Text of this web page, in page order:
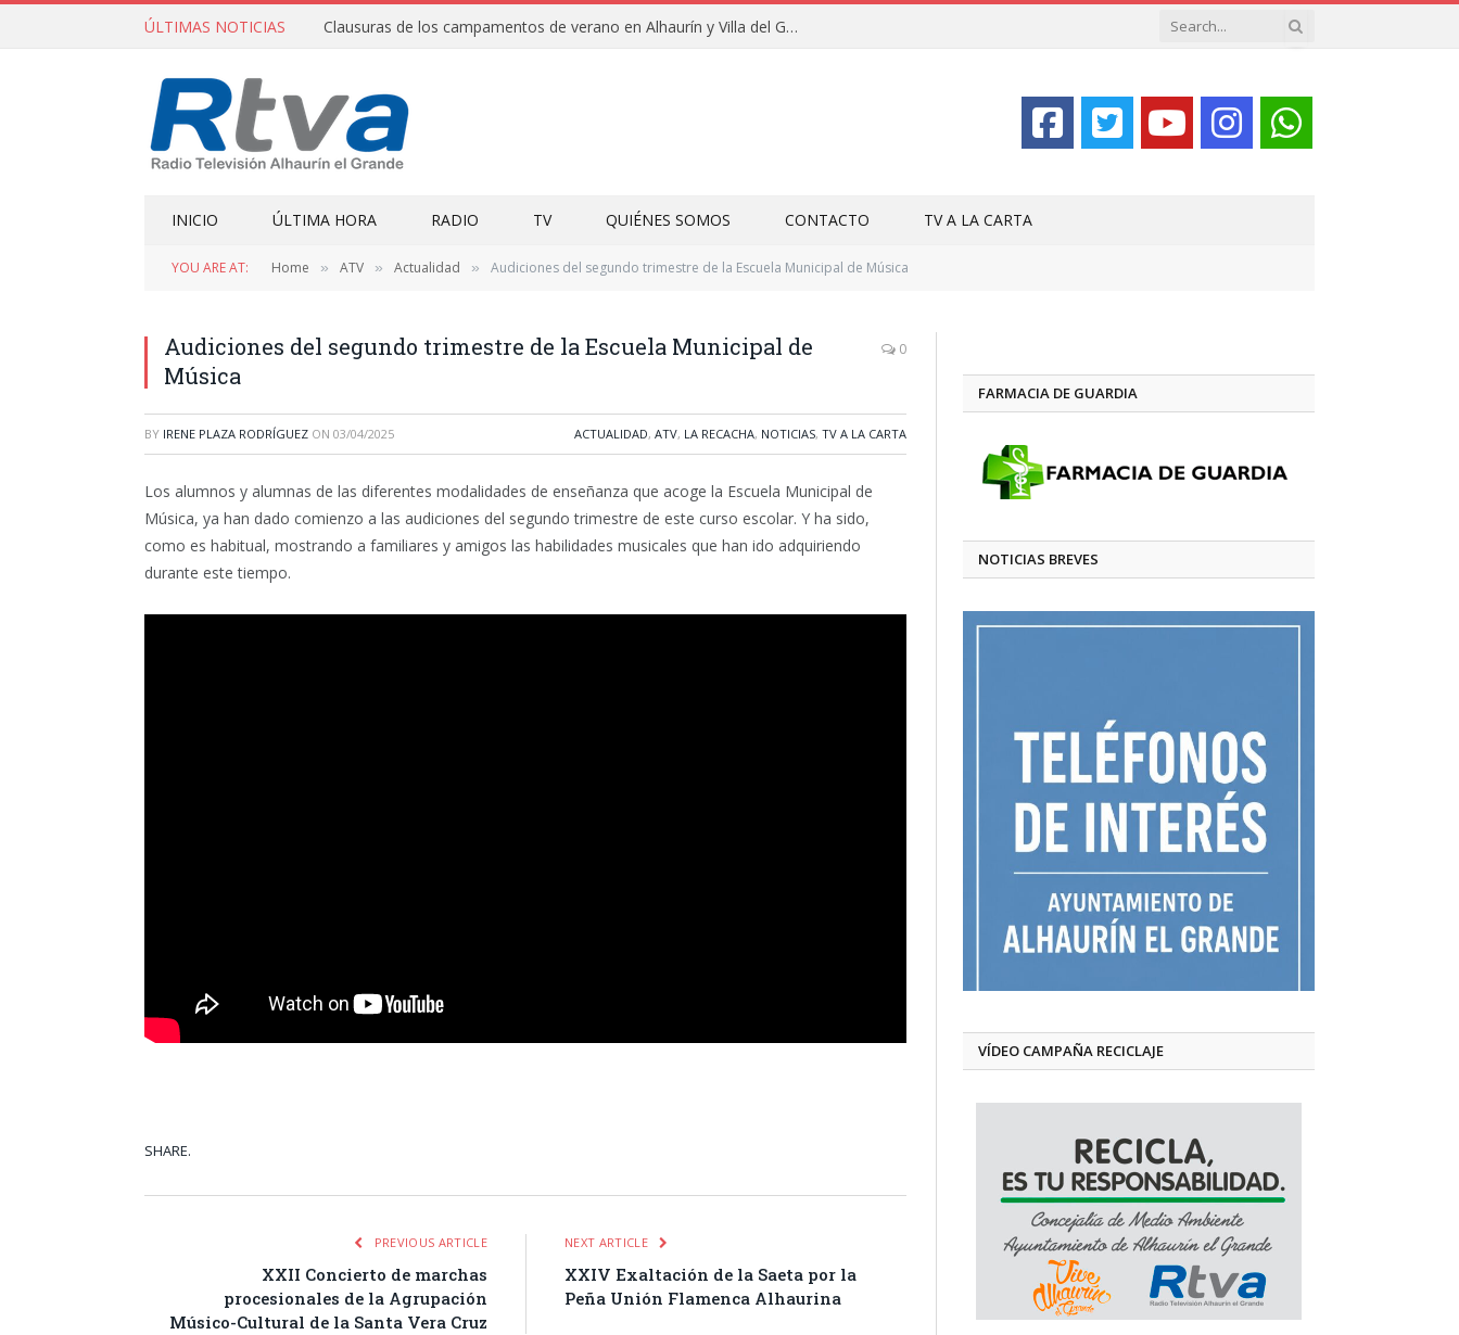
ÚLTIMAS NOTICIAS Clausuras de los campamentos de verano en Alhaurín y Villa del Guadalhorce 2026
INICIO ÚLTIMA HORA RADIO TV QUIÉNES SOMOS CONTACTO TV A LA CARTA
YOU ARE AT: Home » ATV » Actualidad » Audiciones del segundo trimestre de la Escuela Municipal de Música
Audiciones del segundo trimestre de la Escuela Municipal de
Música
0
BY IRENE PLAZA RODRÍGUEZ ON 03/04/2025 ACTUALIDAD, ATV, LA RECACHA, NOTICIAS, TV A LA CARTA
Los alumnos y alumnas de las diferentes modalidades de enseñanza que acoge la Escuela Municipal de
Música, ya han dado comienzo a las audiciones del segundo trimestre de este curso escolar. Y ha sido,
como es habitual, mostrando a familiares y amigos las habilidades musicales que han ido adquiriendo
durante este tiempo.
SHARE.
PREVIOUS ARTICLE
XXII Concierto de marchas
procesionales de la Agrupación
Músico-Cultural de la Santa Vera Cruz
NEXT ARTICLE
XXIV Exaltación de la Saeta por la
Peña Unión Flamenca Alhaurina
FARMACIA DE GUARDIA
NOTICIAS BREVES
VÍDEO CAMPAÑA RECICLAJE